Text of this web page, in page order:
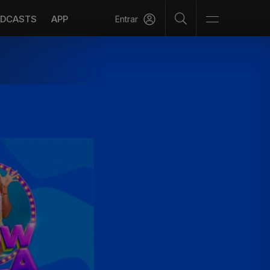
APP Entrar